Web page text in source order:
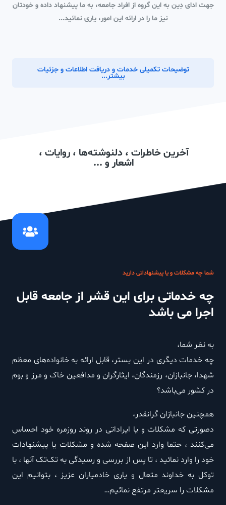
جهت ادای دِین به این گروه از افراد جامعه، به ما پیشنهاد داده و خودتان
نیز ما را در ارائه این امور، یاری نمائید...
توضیحات تکمیلی خدمات و دریافت اطلاعات و جزئیات
بیشتر...
آخرین خاطرات ، دلنوشته‌ها ، روایات ،
اشعار و ...
شما چه مشکلات و یا پیشنهاداتی دارید
چه خدماتی برای این قشر از جامعه قابل
اجرا می باشد
به نظر شما،
چه خدمات دیگری در این بستر، قابل ارائه به خانواده‌های معظم
شهدا، جانبازان، رزمندگان، ایثارگران و مدافعین خاک و مرز و بوم
در کشور می‌باشد؟
همچنین جانبازان گرانقدر،
دصورتی که مشکلات و یا ایراداتی در روند روزمره خود احساس
می‌کنند ، حتما وارد این صفحه شده و مشکلات یا پیشنهادات
خود را وارد نمائید ، تا پس از بررسی و رسیدگی به تک‌تک آنها ، با
توکل به خداوند متعال و یاری خادمیاران عزیز ، بتوانیم این
مشکلات را سریعتر مرتفع نمائیم…